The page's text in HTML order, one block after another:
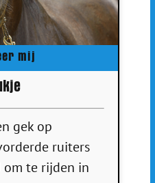
mij
gek op
ruiters
om te rijden in